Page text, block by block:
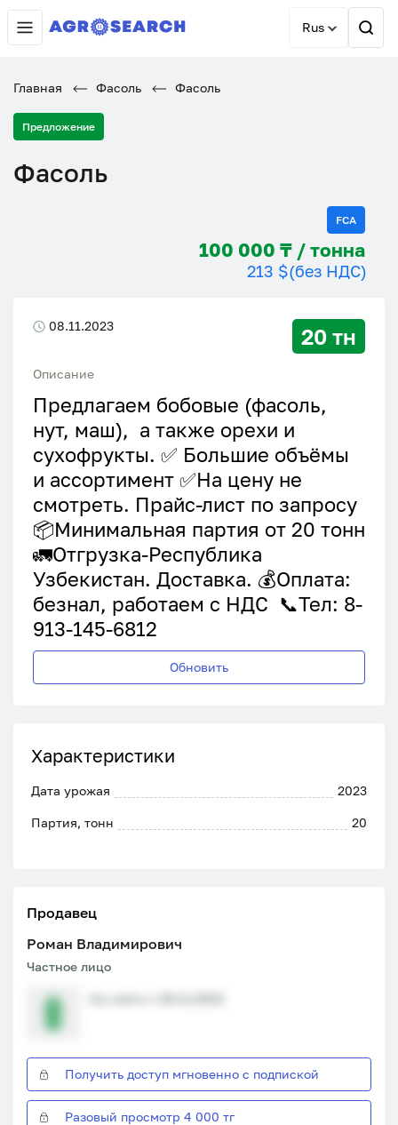
Rus
Главная Фасоль Фасоль
Предложение
Фасоль
FCA
100 000 ₸ / тонна
213 $(без НДС)
08.11.2023 20 тн
Описание
Предлагаем бобовые (фасоль,
нут, маш), а также орехи и
сухофрукты. ✅ Большие объёмы
и ассортимент ✅На цену не
смотреть. Прайс-лист по запросу
📦Минимальная партия от 20 тонн
🚛Отгрузка-Республика
Узбекистан. Доставка. 💰Оплата:
безнал, работаем с НДС 📞Тел: 8-
913-145-6812
Обновить
Характеристики
Дата урожая 2023
Партия, тонн 20
Продавец
Роман Владимирович
Частное лицо
Получить доступ мгновенно с подпиской
Разовый просмотр 4 000 тг